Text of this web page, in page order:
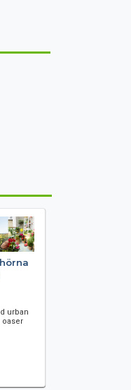
urban
oaser